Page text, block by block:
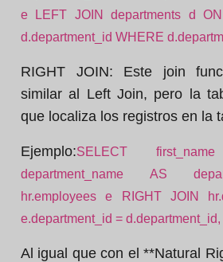
e LEFT JOIN departments d
d.department_id WHERE
RIGHT JOIN: Este join
similar al Left Join, pero la
que localiza los registros en la
Ejemplo:SELECT
department_name AS
hr.employees e RIGHT JOIN
e.department_id = d.department_id,
Al igual que con el **Natural